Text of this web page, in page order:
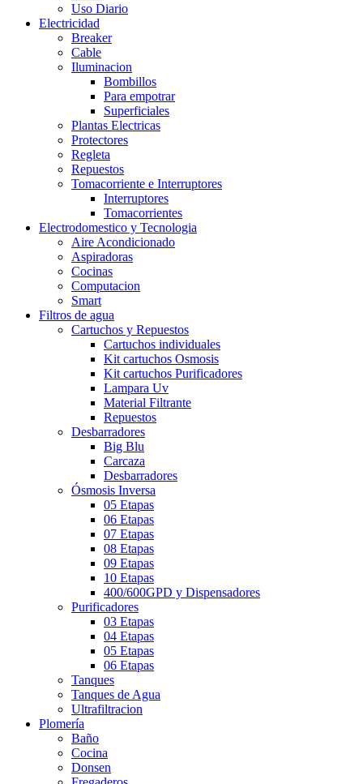
Uso Diario
Electricidad
Breaker
Cable
Iluminacion
Bombillos
Para empotrar
Superficiales
Plantas Electricas
Protectores
Regleta
Repuestos
Tomacorriente e Interruptores
Interruptores
Tomacorrientes
Electrodomestico y Tecnologia
Aire Acondicionado
Aspiradoras
Cocinas
Computacion
Smart
Filtros de agua
Cartuchos y Repuestos
Cartuchos individuales
Kit cartuchos Osmosis
Kit cartuchos Purificadores
Lampara Uv
Material Filtrante
Repuestos
Desbarradores
Big Blu
Carcaza
Desbarradores
Ósmosis Inversa
05 Etapas
06 Etapas
07 Etapas
08 Etapas
09 Etapas
10 Etapas
400/600GPD y Dispensadores
Purificadores
03 Etapas
04 Etapas
05 Etapas
06 Etapas
Tanques
Tanques de Agua
Ultrafiltracion
Plomería
Baño
Cocina
Donsen